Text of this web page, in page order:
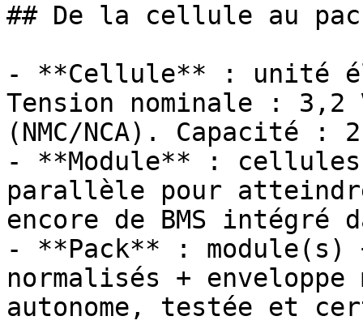
## De la cellule au
- **Cellule** : unité
Tension nominale : 3,2
(NMC/NCA). Capacité
- **Module** : cellules
parallèle pour
encore de BMS
- **Pack** : module(s)
normalisés +
autonome, testée et